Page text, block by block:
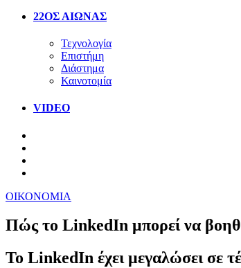
22ΟΣ ΑΙΩΝΑΣ
Τεχνολογία
Επιστήμη
Διάστημα
Καινοτομία
VIDEO
ΟΙΚΟΝΟΜΙΑ
Πώς το LinkedIn μπορεί να
Το LinkedIn έχει μεγαλώσει σε